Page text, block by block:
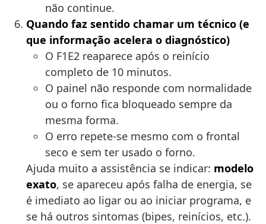
não continue.
Quando faz sentido chamar um técnico (e
que informação acelera o diagnóstico)
O F1E2 reaparece após o reinício
completo de 10 minutos.
O painel não responde com normalidade
ou o forno fica bloqueado sempre da
mesma forma.
O erro repete-se mesmo com o frontal
seco e sem ter usado o forno.
Ajuda muito a assistência se indicar: modelo
exato, se apareceu após falha de energia, se
é imediato ao ligar ou ao iniciar programa, e
se há outros sintomas (bipes, reinícios, etc.).